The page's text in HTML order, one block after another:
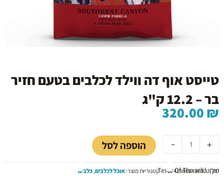
טייסט אוף דה ווילד לכלבים בטעם חזיר
בר – 12.2 ק"ג
320.00₪
-
של
טייסט
דה
+ הוספה לסל
יצרן: Taste Of The wild
מק"ט:074198614363 קטגוריות מוצר:אוכל לכלבים,כלבים